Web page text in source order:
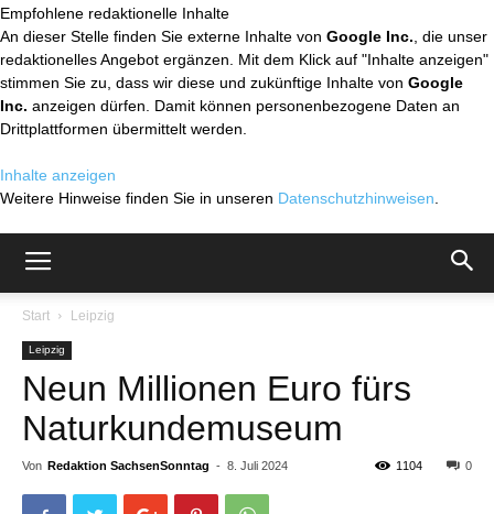
Empfohlene redaktionelle Inhalte
An dieser Stelle finden Sie externe Inhalte von Google Inc. , die unser
redaktionelles Angebot ergänzen. Mit dem Klick auf "Inhalte anzeigen"
stimmen Sie zu, dass wir diese und zukünftige Inhalte von Google
Inc. anzeigen dürfen. Damit können personenbezogene Daten an
Drittplattformen übermittelt werden.
Inhalte anzeigen
Weitere Hinweise finden Sie in unseren Datenschutzhinweisen
Start Leipzig
Leipzig
Neun Millionen Euro fürs
Naturkundemuseum
Von Redaktion SachsenSonntag - 8. Juli 2024 0
1104